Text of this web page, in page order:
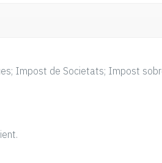
Impost de Societats; Impost